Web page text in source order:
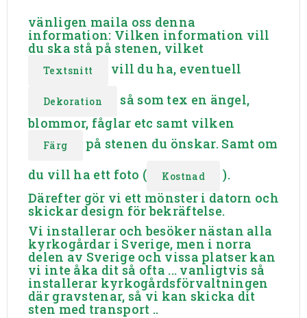
vänligen maila oss denna
information: Vilken information vill
du ska stå på stenen, vilket
Textsnitt vill du ha, eventuell
Dekoration
så som tex en ängel,
blommor, fåglar etc samt vilken
Färg
på stenen du önskar. Samt om
du vill ha ett foto (
Kostnad
).
Därefter gör vi ett mönster i datorn och
skickar design för bekräftelse.
Vi installerar och besöker nästan alla
kyrkogårdar i Sverige, men i norra
delen av Sverige och vissa platser kan
vi inte åka dit så ofta ... vanligtvis så
installerar kyrkogårdsförvaltningen
där gravstenar, så vi kan skicka dit
sten med transport ..